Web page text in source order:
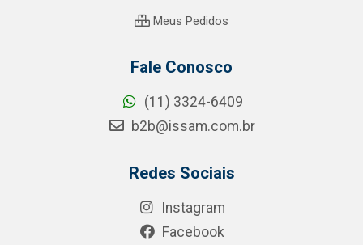
Meus Pedidos
Fale Conosco
(11) 3324-6409
b2b@issam.com.br
Redes Sociais
Instagram
Facebook